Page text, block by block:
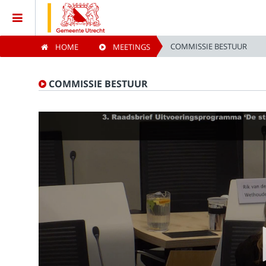
Home
Meetings
HOME MEETINGS COMMISSIE BESTUUR
COMMISSIE BESTUUR